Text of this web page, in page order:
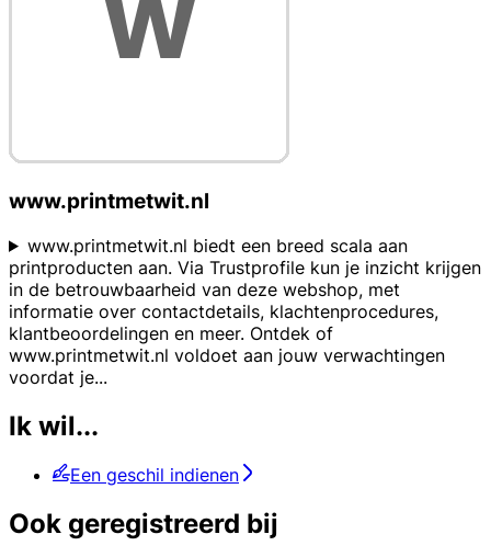
www.printmetwit.nl
www.printmetwit.nl biedt een breed scala aan
printproducten aan. Via Trustprofile kun je inzicht krijgen
in de betrouwbaarheid van deze webshop, met
informatie over contactdetails, klachtenprocedures,
klantbeoordelingen en meer. Ontdek of
www.printmetwit.nl voldoet aan jouw verwachtingen
voordat je...
Ik wil...
Een geschil indienen
Ook geregistreerd bij